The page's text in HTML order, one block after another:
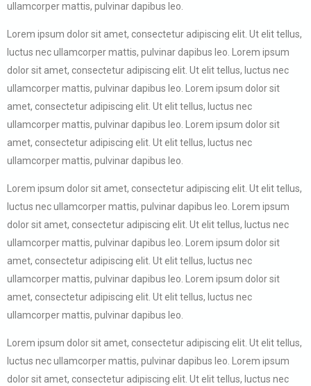
ullamcorper mattis, pulvinar dapibus leo.
Lorem ipsum dolor sit amet, consectetur adipiscing elit. Ut elit tellus,
luctus nec ullamcorper mattis, pulvinar dapibus leo. Lorem ipsum
dolor sit amet, consectetur adipiscing elit. Ut elit tellus, luctus nec
ullamcorper mattis, pulvinar dapibus leo. Lorem ipsum dolor sit
amet, consectetur adipiscing elit. Ut elit tellus, luctus nec
ullamcorper mattis, pulvinar dapibus leo. Lorem ipsum dolor sit
amet, consectetur adipiscing elit. Ut elit tellus, luctus nec
ullamcorper mattis, pulvinar dapibus leo.
Lorem ipsum dolor sit amet, consectetur adipiscing elit. Ut elit tellus,
luctus nec ullamcorper mattis, pulvinar dapibus leo. Lorem ipsum
dolor sit amet, consectetur adipiscing elit. Ut elit tellus, luctus nec
ullamcorper mattis, pulvinar dapibus leo. Lorem ipsum dolor sit
amet, consectetur adipiscing elit. Ut elit tellus, luctus nec
ullamcorper mattis, pulvinar dapibus leo. Lorem ipsum dolor sit
amet, consectetur adipiscing elit. Ut elit tellus, luctus nec
ullamcorper mattis, pulvinar dapibus leo.
Lorem ipsum dolor sit amet, consectetur adipiscing elit. Ut elit tellus,
luctus nec ullamcorper mattis, pulvinar dapibus leo. Lorem ipsum
dolor sit amet, consectetur adipiscing elit. Ut elit tellus, luctus nec